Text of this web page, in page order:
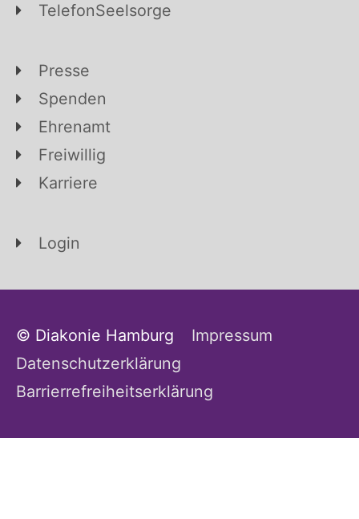
TelefonSeelsorge
Presse
Spenden
Ehrenamt
Freiwillig
Karriere
Login
© Diakonie Hamburg
Impressum
Datenschutzerklärung
Barrierrefreiheitserklärung